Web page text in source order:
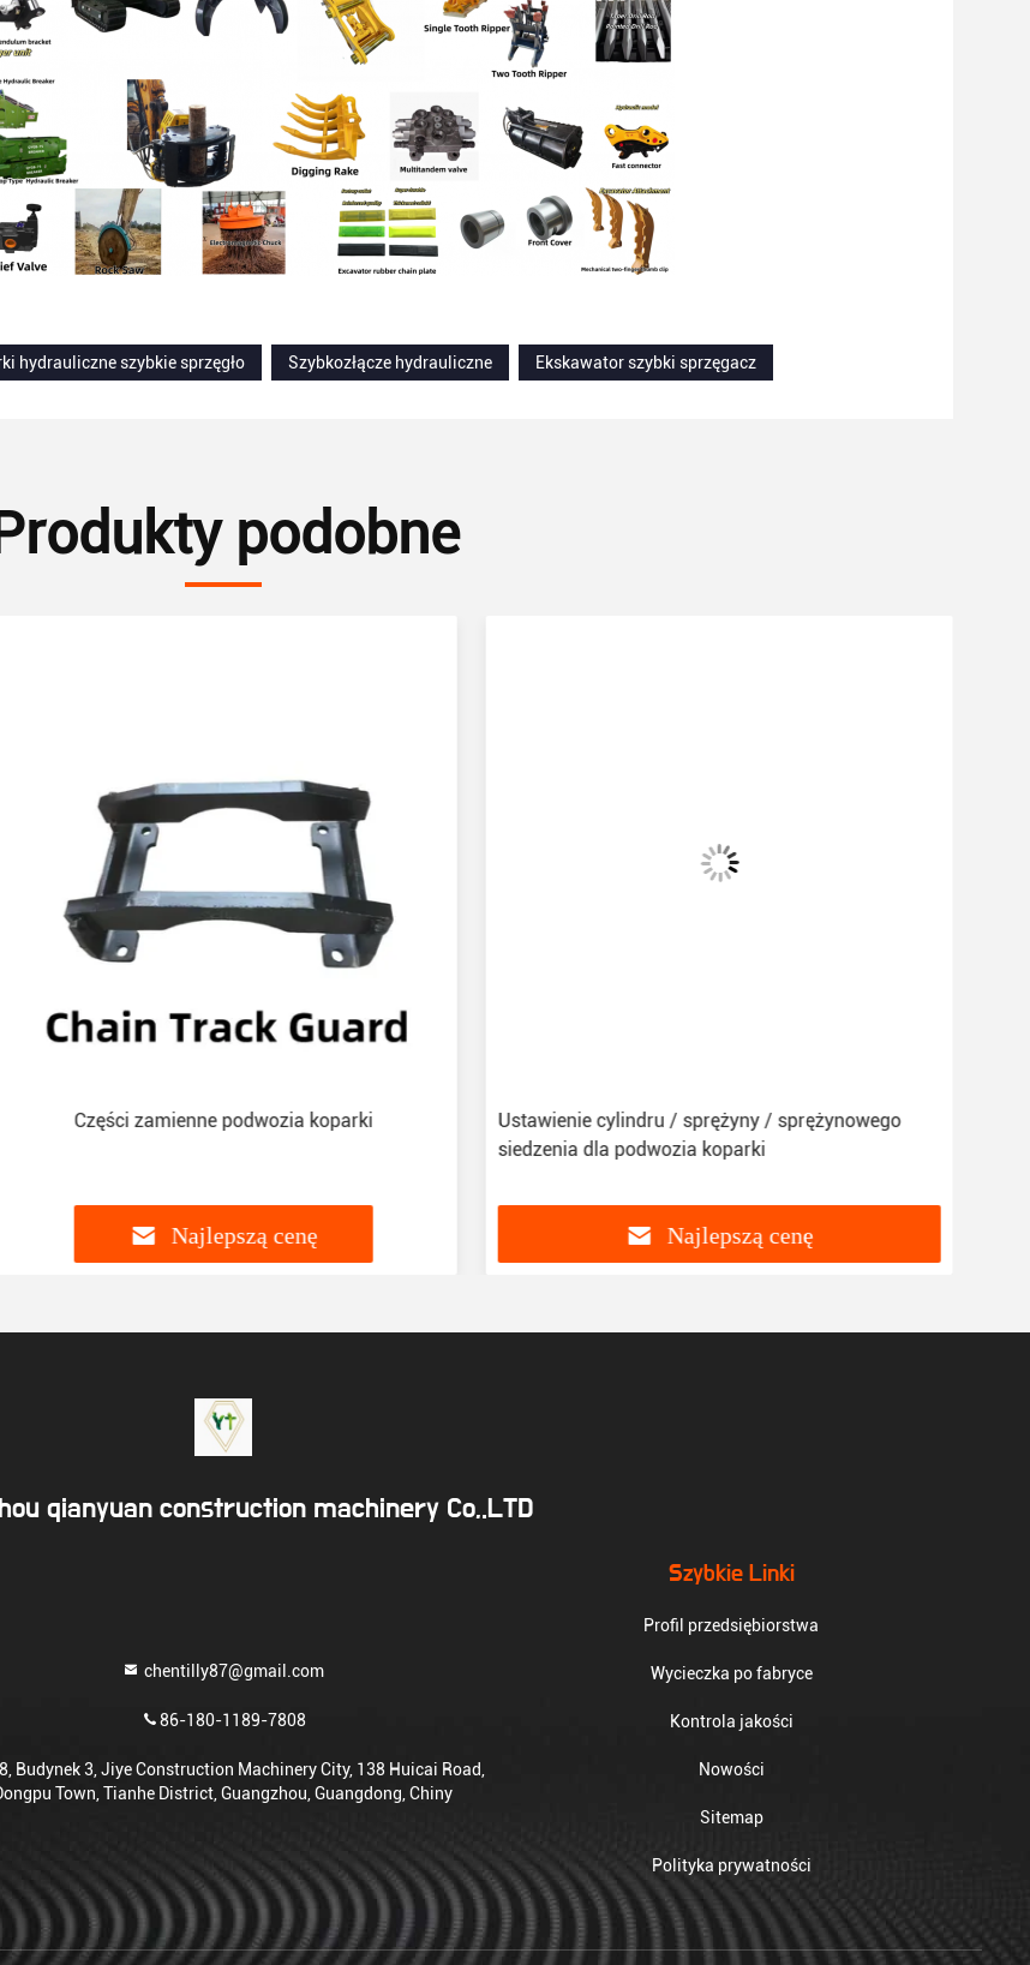
hydrauliczne szybkie sprzęgło
Szybkozłącze hydrauliczne Ekskawator szybki sprzęgacz
podobne
Części zamienne podwozia koparki
Najlepszą cenę
Ustawienie cylindru / sprężyny / sprężynowego
siedzenia dla podwozia koparki
Najlepszą cenę
qianyuan construction machinery Co,.LTD
chentilly87@gmail.com
86-180-1189-7808
Budynek 3, Jiye Construction Machinery City, 138 Huicai Road,
Town, Tianhe District, Guangzhou, Guangdong, Chiny
Szybkie Linki
Profil przedsiębiorstwa
Wycieczka po fabryce
Kontrola jakości
Nowości
Sitemap
Polityka prywatności